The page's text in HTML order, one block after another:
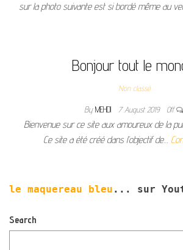
sur la photo suivante est si bordé même au
Bonjour tout le
Non classé
By MEHDI 7 August 2019 Off
Bienvenue sur ce site aux amoureux de la
Ce site a été créé dans l’objectif de…
le maquereau bleu ... sur
Search